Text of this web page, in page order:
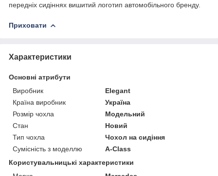
передніх сидіннях вишитий логотип автомобільного бренду.
Приховати
Характеристики
Основні атрибути
Виробник
Elegant
Країна виробник
Україна
Розмір чохла
Модельний
Стан
Новий
Тип чохла
Чохол на сидіння
Сумісність з моделлю
A-Class
Користувальницькі характеристики